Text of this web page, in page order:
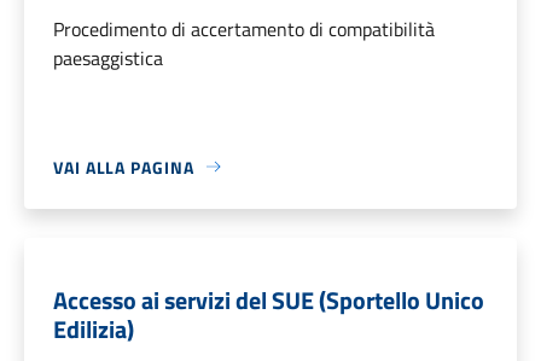
Procedimento di accertamento di compatibilità
paesaggistica
VAI ALLA PAGINA
Accesso ai servizi del SUE (Sportello Unico
Edilizia)